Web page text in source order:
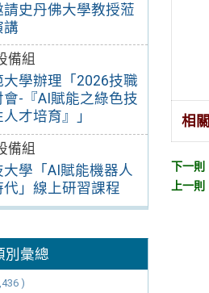
史丹佛大學教授蒞
講
備組
大學辦理「2026技職
-『AI賦能之綠色技
才培育』」
備組
大學「AI賦能機器人
」線上研習課程
別彙總
)
相